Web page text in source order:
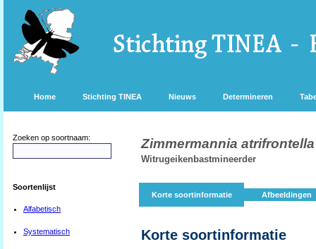
Home Stichting TINEA Nieuws Determineren
Zoeken op soortnaam:
Soortenlijst
Alfabetisch
Systematisch
Zimmermannia atrifrontella
Witrugeikenbastmineerder
Korte soortinformatie Afbeeldingen
Korte soortinformatie